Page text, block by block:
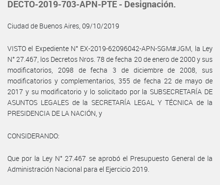
DECTO-2019-703-APN-PTE - Designación.
Ciudad de Buenos Aires, 09/10/2019
VISTO el Expediente N° EX-2019-62096042-APN-SGM#JGM, la Ley
N° 27.467, los Decretos Nros. 78 de fecha 20 de enero de 2000 y sus
modificatorios, 2098 de fecha 3 de diciembre de 2008, sus
modificatorios y complementarios, 355 de fecha 22 de mayo de
2017 y su modificatorio y lo solicitado por la SUBSECRETARÍA DE
ASUNTOS LEGALES de la SECRETARÍA LEGAL Y TÉCNICA de la
PRESIDENCIA DE LA NACIÓN, y
CONSIDERANDO:
Que por la Ley N° 27.467 se aprobó el Presupuesto General de la
Administración Nacional para el Ejercicio 2019.